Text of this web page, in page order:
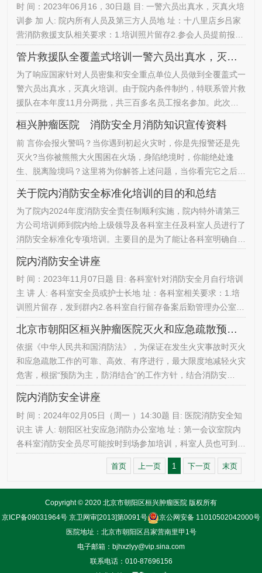
时 间：2023年06月16，30日题 目: 一警六员出真水，灭真火培
训参 加 人: 院内所有人员及第三方人员地 址：十八里店乡吕家
营消防救援支队相关要求：1.培训照片留存2.参会人员提前报名
2023.06月14
管片救援队全覆盖式培训一警六员出真水，灭真火的目的和总结
为了响应国家针对人员密集和安全重点单位人员做到全覆盖式一
警六员出真水，灭真火培训。由于院内条件制约，特联系管片救
援队在本年度11月分两批，共三百多名员工报名参加。此次培
到大多数人·能真正会使用消火栓和灭火器扑救初起火灾。提升
大家在发生初起火灾时自救和互救的能力。大家通过真实的操
作，真正掌握了灭火器和消火栓的使用方法，大大降低初起火灾
由于人为延误…
桓兴肿瘤医院 消防安全月消防知识宣传资料
前 言你会报火警吗？当你遇到初起火灾时，你是先报警还是先
灭火?当你被熊熊大火围困在火场，身陷绝境时，你能绝处逢
生、脱离险境吗？这里将为你解答上述问题，当你看完它之后，
防安全基本知识.切记，生命无法重来，安全不能等待，一次意
外，终身遗憾，为了您和您的家庭幸福，请务必重视您工作、学
习、生活场所的消防安全。消防安全不容忽视，消防学习不得敷
衍。一年一度…
关于院内消防安全标准化培训的目的和总结
为了院内2024年度消防安全责任制顺利实施，院内特外请第三
方公司培训师到院内给上级领导及各科室主任及科室人员进行了
消防安全标准化专项培训。主要目的是为了能让各科室明确自身
么。能在第一时间对突发事件进行有效控制，降低发生重大安全
事故的风险。提高突发事件处置的效率和能力。此次培训共有各
科室负责人或基层人员48人到场参加。到场人员均签到后进行
培训。大家学…
院内消防安全讲座
时 间：2023年11月07日题 目: 各科室针对消防安全月自行培训
主 讲 人: 各科室安全员或护士长地 址：各科室相关要求：1.培
训照片留存，发到群内2.各科室自行留存备案后勤管理办公室
北京市朝阳区桓兴肿瘤医院灭火和应急疏散预案（2023年）
依据《中华人民共和国消防法》，为保证在发生火灾事故时灭火
和应急疏散工作的可靠、高效、有序进行，最大限度地减轻火灾
危害，根据“预防为主，防消结合”的工作方针，结合消防安
际，制定本预案。单位发生火灾时，立即实施灭火和应急疏散预
案，务必做到及时报警，迅速扑救火灾，及时疏散人员。一、组
织机构医院灭火和应急疏散工作由两个梯队组成，第一梯队人员
为着火科室…
院内消防安全讲座
时 间：2024年02月05日（周一 ）14:30题 目: 医院消防安全知
识主 讲 人: 朝阳区社安应急消防办公室地 址：第一会议室院内
各科室消防安全员尽可能按时到场参加培训，科室人员也可到场
参加，到场后不要忘记签到。培训时间四十分钟左右。望各科室
培训人员合理安排自己时间，不要迟到。后勤管理办公室2024-
首页 上一页 1 下一页 末页
Copyright © 2020 北京市朝阳区桓兴肿瘤医院 版权所有
京ICP备09031964号 京卫网审[2013]第0091号
京公网安备 11010502042000号
医院地址：北京市朝阳区吕家营南里甲1号
电子邮箱：bjhxzlyy@vip.sina.com
联系电话：010-87696156